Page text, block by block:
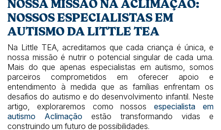
NOSSA MISSÃO NA ACLIMAÇÃO:
NOSSOS ESPECIALISTAS EM
AUTISMO DA LITTLE TEA
Na Little TEA, acreditamos que cada criança é única, e
nossa missão é nutrir o potencial singular de cada uma.
Mais do que apenas especialistas em autismo, somos
parceiros comprometidos em oferecer apoio e
entendimento à medida que as famílias enfrentam os
desafios do autismo e do desenvolvimento infantil. Neste
artigo, exploraremos como nossosespecialista em
autismo Aclimação estão transformando vidas e
construindo um futuro de possibilidades.